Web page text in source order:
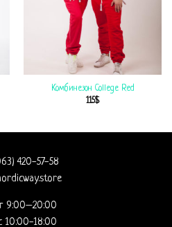
Комбинезон College Red
115$
420-57-58
9:00–20:00
10:00-18:00